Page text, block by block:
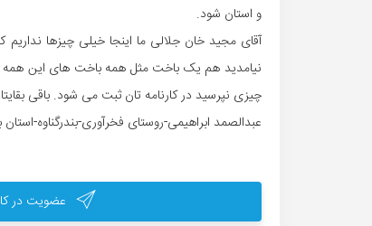
و استان شود.
آقای مجید خان جلالی ما اینجا خیلی چیزها
نیامدید هم یک باخت مثل همه باخت های این همه
چیزی نپرسید در کارنامه تان ثبت می شود. باقی
عبدالصمد ابراهیمی-روستای فخرآوری-بندرگناوه-استان
عضویت در